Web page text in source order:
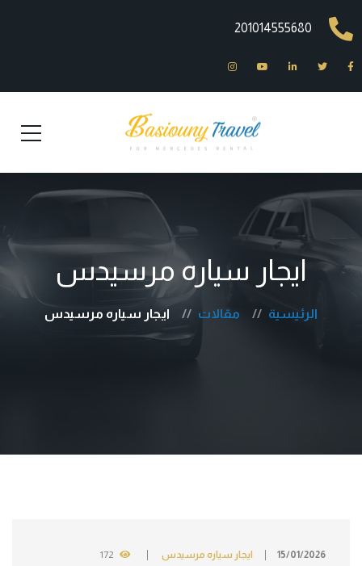
201014555680
ايجار سياره مرسيدس
الرئيسية مقالات ايجار سياره مرسيدس
15/01/2026 ايجار سياره مرسيدس 172